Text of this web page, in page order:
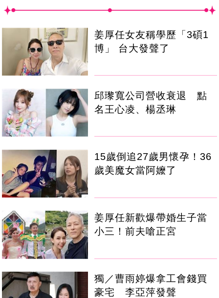
姜厚任女友稱學歷「3碩1
博」 台大發聲了
邱瓈寬公司營收衰退 點
名王心凌、楊丞琳
15歲倒追27歲男懷孕！36
歲美魔女當阿嬤了
姜厚任新歡爆帶婚生子當
小三！前夫嗆正宮
獨／曹雨婷爆拿工會錢買
豪宅 李亞萍發聲